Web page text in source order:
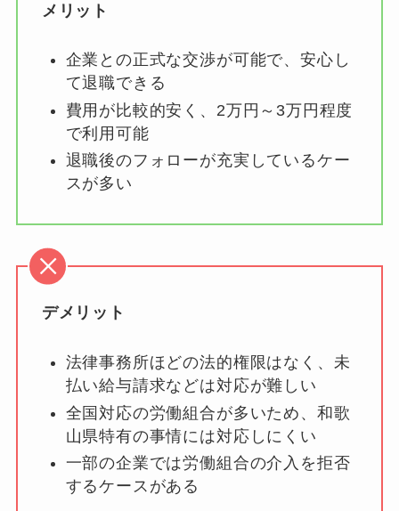
メリット
企業との正式な交渉が可能で、安心し
て退職できる
費用が比較的安く、2万円～3万円程度
で利用可能
退職後のフォローが充実しているケー
スが多い
デメリット
法律事務所ほどの法的権限はなく、未
払い給与請求などは対応が難しい
全国対応の労働組合が多いため、和歌
山県特有の事情には対応しにくい
一部の企業では労働組合の介入を拒否
するケースがある